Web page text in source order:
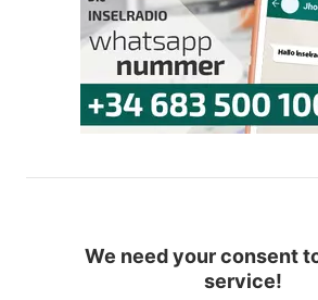
We need your consent
service!